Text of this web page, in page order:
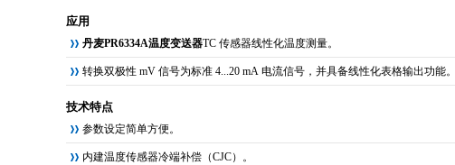
应用
丹麦PR6334A温度变送器TC 传感器线性化温度测量。
转换双极性 mV 信号为标准 4...20 mA 电流信号，并具备线性化表格输出功能
技术特点
参数设定简单方便。
内建温度传感器冷端补偿（CJC）。